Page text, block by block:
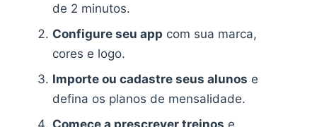
de 2 minutos.
Configure seu app com sua marca,
cores e logo.
Importe ou cadastre seus alunos e
defina os planos de mensalidade.
Comece a prescrever treinos e